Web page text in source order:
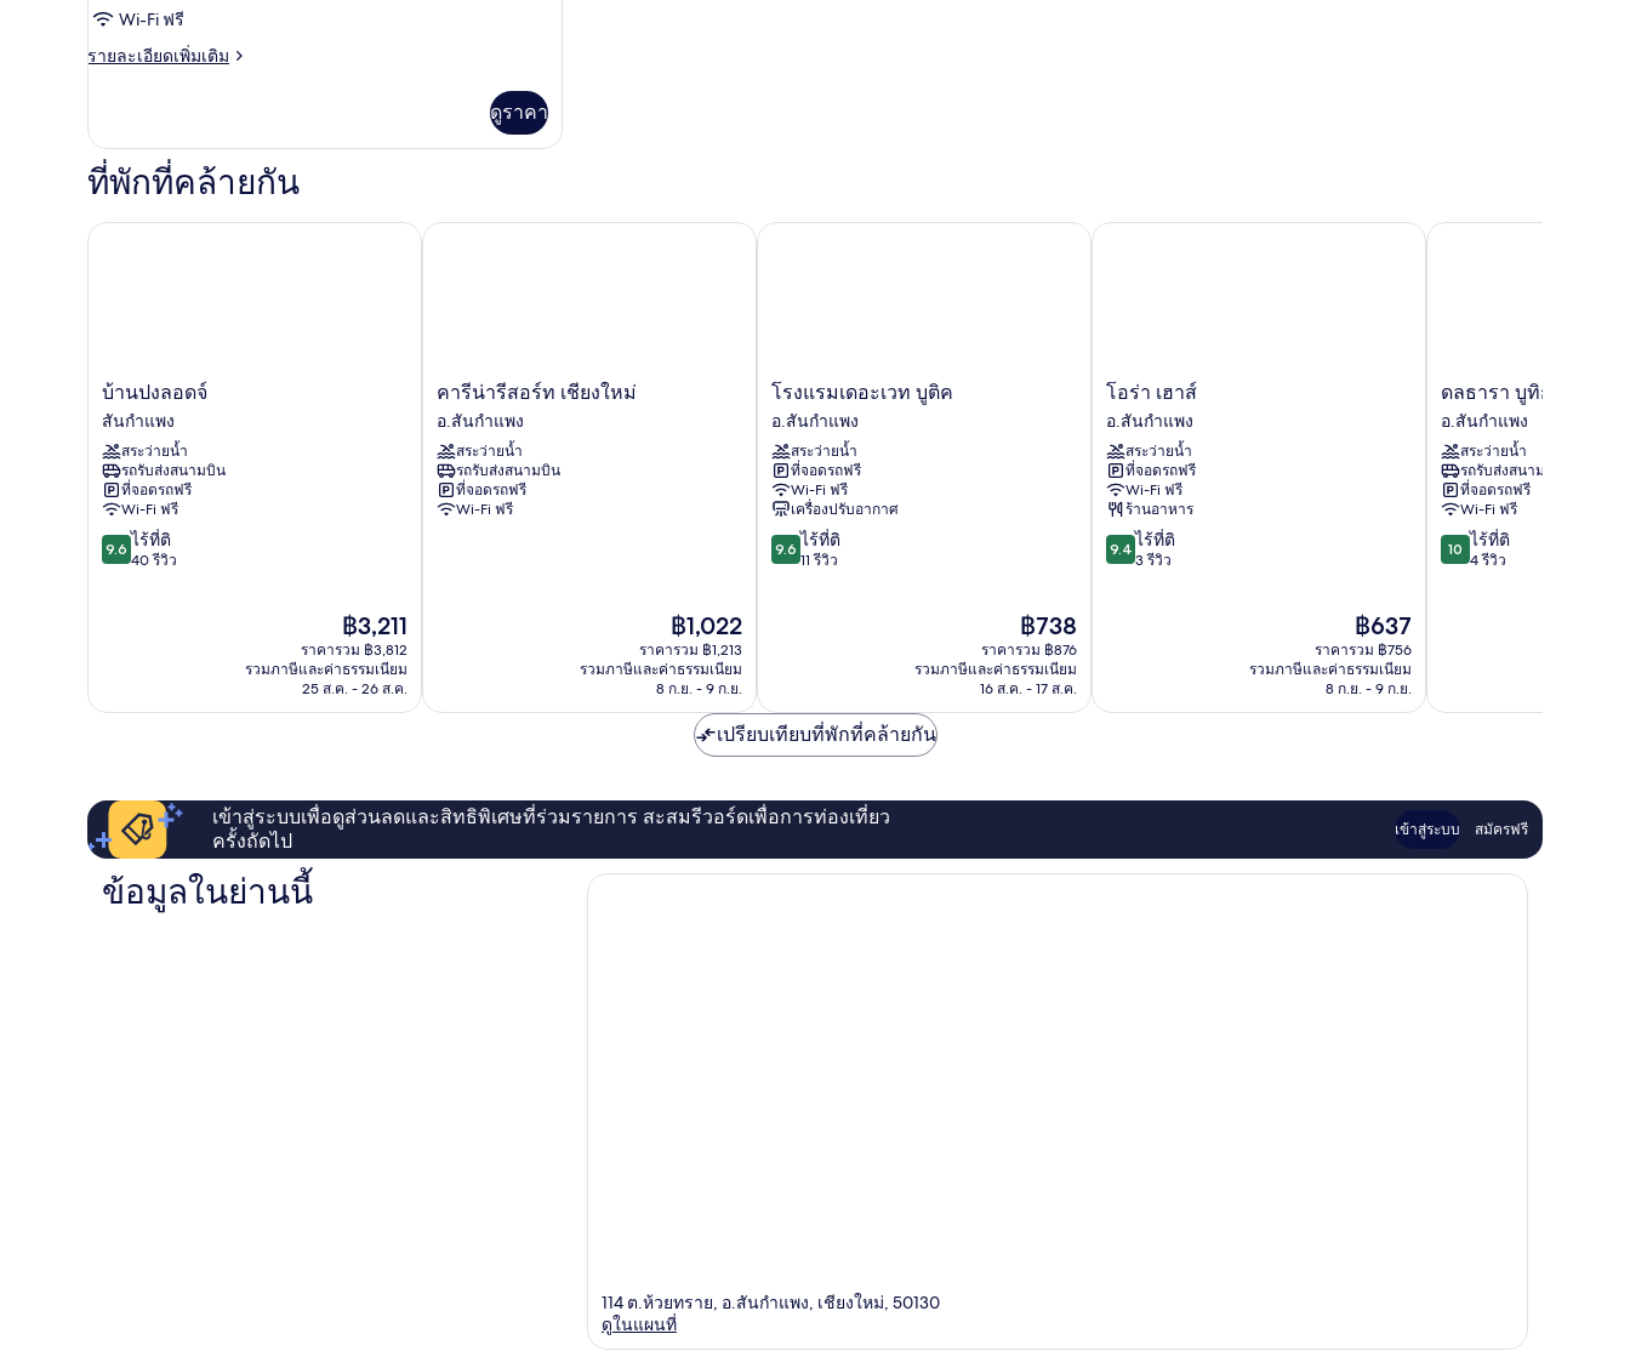
ของ
Deluxe
Wi-Fi ฟรี
รายละเอียดเพิ่มเติม
ราย
เกี่ยว
กับ
Deluxe
Room
ดูราคา
ที่พักที่คล้ายกัน
บ้าน
ปง
ลอด
จ์
สันกำแพง
บ้านปงลอดจ์
สันกำแพง
สระว่ายน้ำ
รถรับส่งสนามบิน
ที่จอดรถฟรี
Wi-Fi ฟรี
9.6
จาก
9.6 ไร้ที่ติ
40 รีวิว
ราคา
ปัจจุบัน
คือ
฿3,211
฿3,211
ราคารวม ฿3,812
รวมภาษีและค่าธรรมเนียม
25 ส.ค. - 26 ส.ค.
บ้านปงลอดจ์
คา
น่า
รีสอร์ท
เชียงใหม่
อ.สันกำแพง
คารีน่ารีสอร์ท เชียงใหม่
อ.สันกำแพง
สระว่ายน้ำ
รถรับส่งสนามบิน
ที่จอดรถฟรี
Wi-Fi ฟรี
ราคา
ปัจจุบัน
คือ
฿1,022
฿1,022
ราคารวม ฿1,213
รวมภาษีและค่าธรรมเนียม
8 ก.ย. - 9 ก.ย.
คารีน่ารีสอร์ท เชียงใหม่
โรงแรม
เดอะ
เวท
บูติค
อ.สันกำแพง
โรงแรมเดอะเวท บูติค
อ.สันกำแพง
สระว่ายน้ำ
ที่จอดรถฟรี
Wi-Fi ฟรี
เครื่องปรับอากาศ
9.6
จาก
9.6 ไร้ที่ติ
11 รีวิว
ราคา
ปัจจุบัน
คือ
฿738
฿738
ราคารวม ฿876
รวมภาษีและค่าธรรมเนียม
16 ส.ค. - 17 ส.ค.
โรงแรมเดอะเวท บูติค
โอ
เฮา
ส์
อ.สันกำแพง
โอร่า เฮาส์
อ.สันกำแพง
สระว่ายน้ำ
ที่จอดรถฟรี
Wi-Fi ฟรี
ร้านอาหาร
9.4
จาก
9.4 ไร้ที่ติ
3 รีวิว
ราคา
ปัจจุบัน
คือ
฿637
฿637
ราคารวม ฿756
รวมภาษีและค่าธรรมเนียม
8 ก.ย. - 9 ก.ย.
โอร่า เฮาส์
ดล
ธารา
บูทิ
ก
รี
สอร์ต
อ.สันกำแพง
ดลธารา บูทิก รีสอร์ต
อ.สันกำแพง
สระว่ายน้ำ
รถรับส่งสนามบิน
ที่จอดรถฟรี
Wi-Fi ฟรี
10.0
จาก
10 ไร้ที่ติ
4 รีวิว
ดลธารา บูทิก รีสอร์ต
เปรียบเทียบที่พักที่คล้ายกัน
เข้าสู่ระบบเพื่อดูส่วนลดและสิทธิพิเศษที่ร่วมรายการ สะสมรีวอร์ดเพื่อการท่องเที่ยว
ครั้งถัดไป
เข้าสู่ระบบ สมัครฟรี
ข้อมูลในย่านนี้
114 ต.ห้วยทราย, อ.สันกำแพง, เชียงใหม่, 50130
ดูในแผนที่